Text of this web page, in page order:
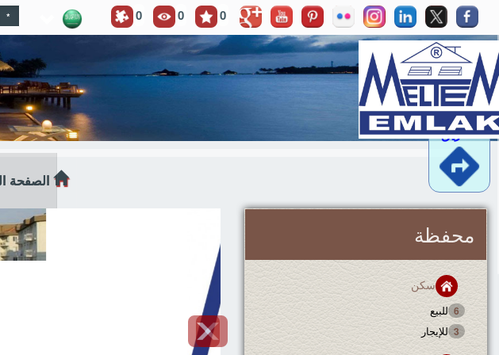
0
0
0
*
موقع
..مشاهدة
وصفة
الطريق
الصفحة
محفظة
سكن
للبيع 6
للإيجار 3